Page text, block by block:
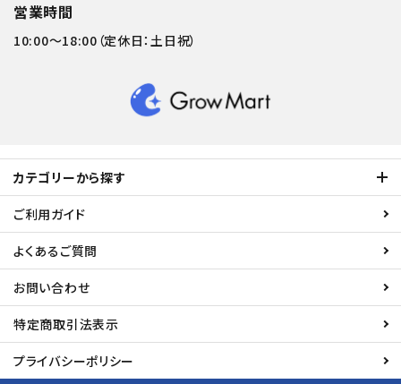
営業時間
10:00～18:00（定休日：土日祝）
カテゴリーから探す
ご利用ガイド
よくあるご質問
お問い合わせ
特定商取引法表示
プライバシーポリシー